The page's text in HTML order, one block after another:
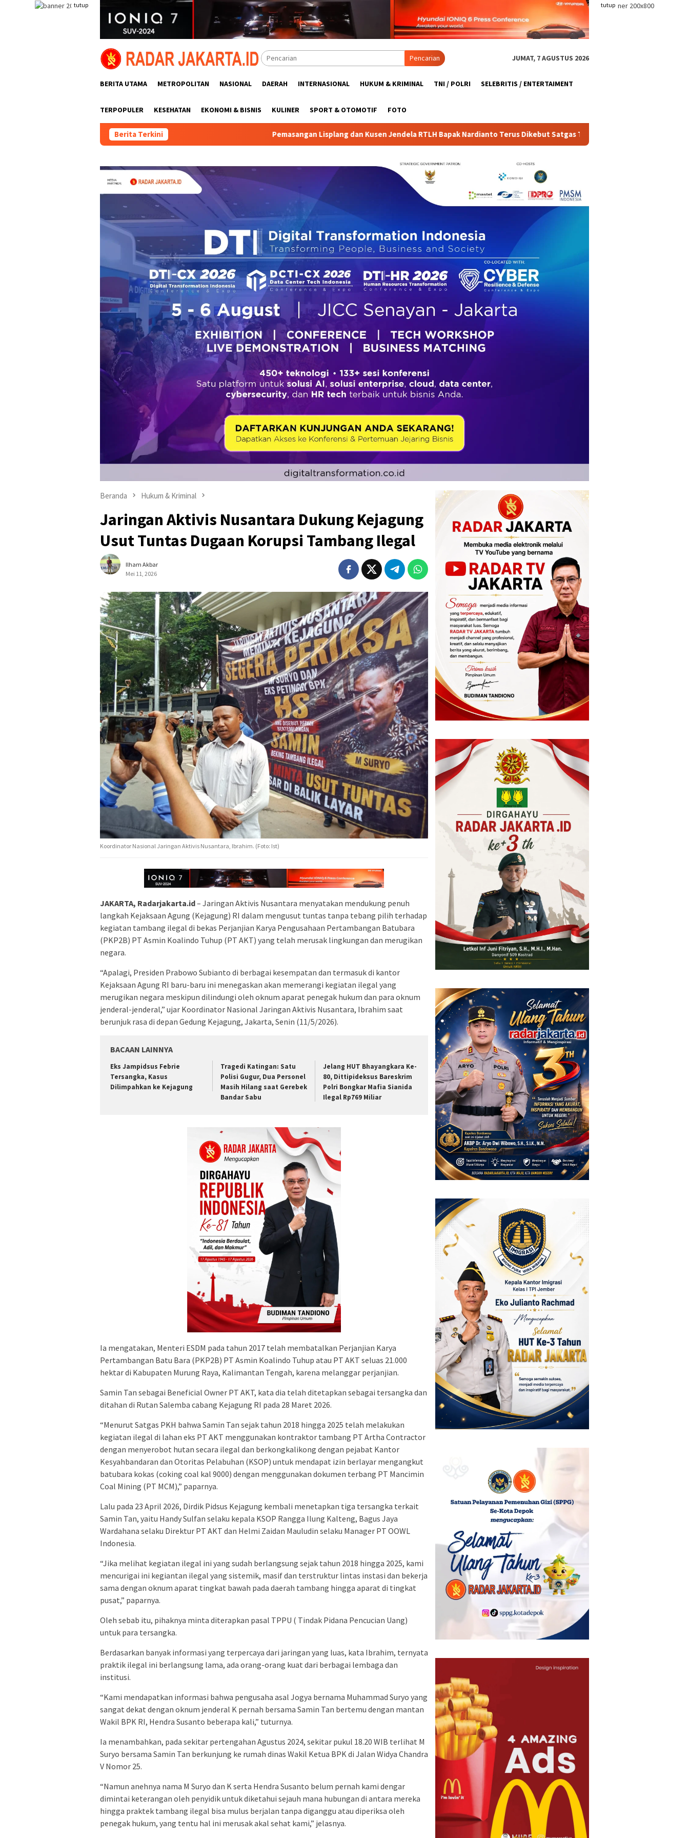
tutup tutup
Pencarian JUMAT, 7 AGUSTUS 2026
BERITA UTAMA METROPOLITAN NASIONAL DAERAH INTERNASIONAL HUKUM & KRIMINAL TNI / POLRI SELEBRITIS / ENTERTAIMENT
TERPOPULER KESEHATAN EKONOMI & BISNIS KULINER SPORT & OTOMOTIF FOTO
Berita Terkini Pemasangan Lisplang dan Kusen Jendela RTLH Bapak Nardianto Terus Dikebut Satgas TMMD Ke-129 Pemasangan Dinding Luar RTLH
Beranda Hukum & Kriminal
Jaringan Aktivis Nusantara Dukung Kejagung
Usut Tuntas Dugaan Korupsi Tambang Ilegal
Ilham Akbar
Mei 11, 2026
Koordinator Nasional Jaringan Aktivis Nusantara, Ibrahim. (Foto: Ist)
JAKARTA, Radarjakarta.id– Jaringan Aktivis Nusantara menyatakan mendukung penuh
langkah Kejaksaan Agung (Kejagung) RI dalam mengusut tuntas tanpa tebang pilih terhadap
kegiatan tambang ilegal di bekas Perjanjian Karya Pengusahaan Pertambangan Batubara
(PKP2B) PT Asmin Koalindo Tuhup (PT AKT) yang telah merusak lingkungan dan merugikan
negara.
“Apalagi, Presiden Prabowo Subianto di berbagai kesempatan dan termasuk di kantor
Kejaksaan Agung RI baru-baru ini menegaskan akan memerangi kegiatan ilegal yang
merugikan negara meskipun dilindungi oleh oknum aparat penegak hukum dan para oknum
jenderal-jenderal,” ujar Koordinator Nasional Jaringan Aktivis Nusantara, Ibrahim saat
berunjuk rasa di depan Gedung Kejagung, Jakarta, Senin (11/5/2026).
BACAAN LAINNYA
Eks Jampidsus Febrie
Tersangka, Kasus
Dilimpahkan ke Kejagung
Tragedi Katingan: Satu
Polisi Gugur, Dua Personel
Masih Hilang saat Gerebek
Bandar Sabu
Jelang HUT Bhayangkara Ke-
80, Dittipideksus Bareskrim
Polri Bongkar Mafia Sianida
Ilegal Rp769 Miliar
Ia mengatakan, Menteri ESDM pada tahun 2017 telah membatalkan Perjanjian Karya
Pertambangan Batu Bara (PKP2B) PT Asmin Koalindo Tuhup atau PT AKT seluas 21.000
hektar di Kabupaten Murung Raya, Kalimantan Tengah, karena melanggar perjanjian.
Samin Tan sebagai Beneficial Owner PT AKT, kata dia telah ditetapkan sebagai tersangka dan
ditahan di Rutan Salemba cabang Kejagung RI pada 28 Maret 2026.
“Menurut Satgas PKH bahwa Samin Tan sejak tahun 2018 hingga 2025 telah melakukan
kegiatan ilegal di lahan eks PT AKT menggunakan kontraktor tambang PT Artha Contractor
dengan menyerobot hutan secara ilegal dan berkongkalikong dengan pejabat Kantor
Kesyahbandaran dan Otoritas Pelabuhan (KSOP) untuk mendapat izin berlayar mengangkut
batubara kokas (coking coal kal 9000) dengan menggunakan dokumen terbang PT Mancimin
Coal Mining (PT MCM),” paparnya.
Lalu pada 23 April 2026, Dirdik Pidsus Kejagung kembali menetapkan tiga tersangka terkait
Samin Tan, yaitu Handy Sulfan selaku kepala KSOP Rangga Ilung Kalteng, Bagus Jaya
Wardahana selaku Direktur PT AKT dan Helmi Zaidan Mauludin selaku Manager PT OOWL
Indonesia.
“Jika melihat kegiatan ilegal ini yang sudah berlangsung sejak tahun 2018 hingga 2025, kami
mencurigai ini kegiantan ilegal yang sistemik, masif dan terstruktur lintas instasi dan bekerja
sama dengan oknum aparat tingkat bawah pada daerah tambang hingga aparat di tingkat
pusat,” paparnya.
Oleh sebab itu, pihaknya minta diterapkan pasal TPPU ( Tindak Pidana Pencucian Uang)
untuk para tersangka.
Berdasarkan banyak informasi yang terpercaya dari jaringan yang luas, kata Ibrahim, ternyata
praktik ilegal ini berlangsung lama, ada orang-orang kuat dari berbagai lembaga dan
institusi.
“Kami mendapatkan informasi bahwa pengusaha asal Jogya bernama Muhammad Suryo yang
sangat dekat dengan oknum jenderal K pernah bersama Samin Tan bertemu dengan mantan
Wakil BPK RI, Hendra Susanto beberapa kali,” tuturnya.
Ia menambahkan, pada sekitar pertengahan Agustus 2024, sekitar pukul 18.20 WIB terlihat M
Suryo bersama Samin Tan berkunjung ke rumah dinas Wakil Ketua BPK di Jalan Widya Chandra
V Nomor 25.
“Namun anehnya nama M Suryo dan K serta Hendra Susanto belum pernah kami dengar
dimintai keterangan oleh penyidik untuk diketahui sejauh mana hubungan di antara mereka
hingga praktek tambang ilegal bisa mulus berjalan tanpa diganggu atau diperiksa oleh
penegak hukum, yang tentu hal ini merusak akal sehat kami,” jelasnya.